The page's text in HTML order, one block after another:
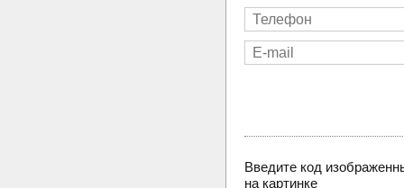
Введите код
на картинке